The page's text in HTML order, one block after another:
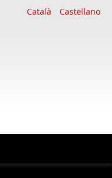
Català Castellano